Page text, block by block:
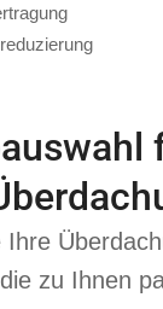
Ihre
die zu Ihnen